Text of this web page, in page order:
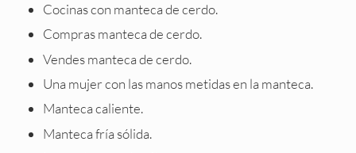
Cocinas con manteca de cerdo.
Compras manteca de cerdo.
Vendes manteca de cerdo.
Una mujer con las manos metidas en la manteca.
Manteca caliente.
Manteca fría sólida.